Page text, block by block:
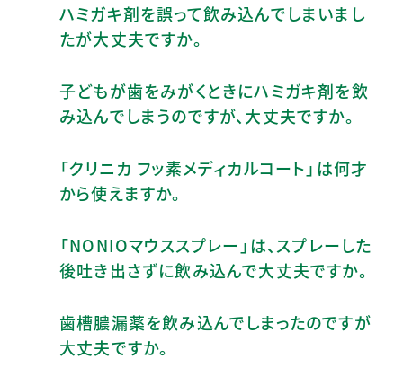
ハミガキ剤を誤って飲み込んでしまいまし
たが大丈夫ですか。
子どもが歯をみがくときにハミガキ剤を飲
み込んでしまうのですが、大丈夫ですか。
「クリニカ フッ素メディカルコート」は何才
から使えますか。
「NONIOマウススプレー」は、スプレーした
後吐き出さずに飲み込んで大丈夫ですか。
歯槽膿漏薬を飲み込んでしまったのですが
大丈夫ですか。